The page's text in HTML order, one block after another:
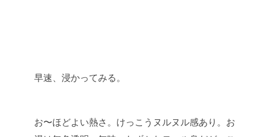
早速、浸かってみる。
お〜ほどよい熱さ。けっこうヌルヌル感あり。お